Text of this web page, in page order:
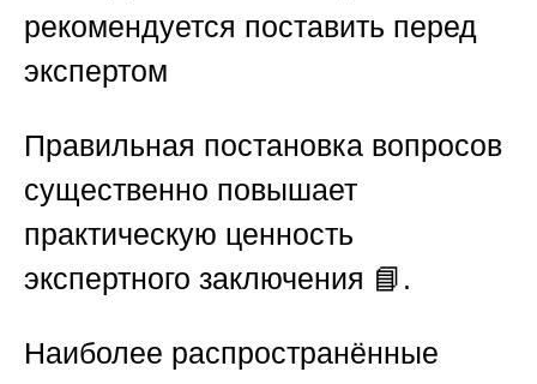
рекомендуется поставить перед
экспертом
Правильная постановка вопросов
существенно повышает
практическую ценность
экспертного заключения 📘.
Наиболее распространённые